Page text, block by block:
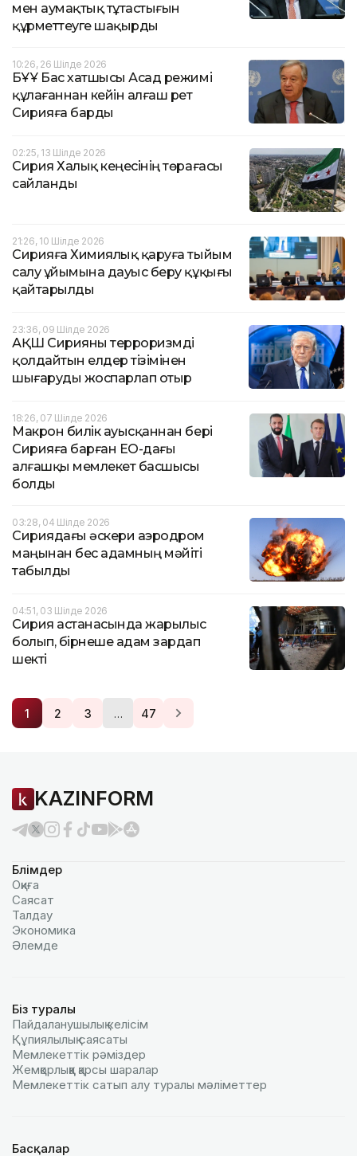
мен аумақтық тұтастығын
құрметтеуге шақырды
10:26, 26 Шілде 2026
БҰҰ Бас хатшысы Асад режимі
құлағаннан кейін алғаш рет
Сирияға барды
02:25, 13 Шілде 2026
Сирия Халық кеңесінің төрағасы
сайланды
21:26, 10 Шілде 2026
Сирияға Химиялық қаруға тыйым
салу ұйымына дауыс беру құқығы
қайтарылды
23:36, 09 Шілде 2026
АҚШ Сирияны терроризмді
қолдайтын елдер тізімінен
шығаруды жоспарлап отыр
18:26, 07 Шілде 2026
Макрон билік ауысқаннан бері
Сирияға барған ЕО-дағы
алғашқы мемлекет басшысы
болды
03:28, 04 Шілде 2026
Сириядағы әскери аэродром
маңынан бес адамның мәйіті
табылды
04:51, 03 Шілде 2026
Сирия астанасында жарылыс
болып, бірнеше адам зардап
шекті
1 2 3 … 47
KAZINFORM
Бөлімдер
Оқиға
Саясат
Талдау
Экономика
Әлемде
Біз туралы
Пайдаланушылық келiciм
Құпиялылық саясаты
Мемлекеттік рәміздер
Жемқорлыққа қарсы шаралар
Мемлекеттік сатып алу туралы мәлiметтер
Басқалар